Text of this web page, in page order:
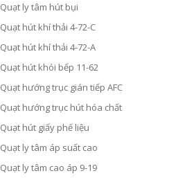
Quạt ly tâm hút bụi
Quạt hút khí thải 4-72-C
Quạt hút khí thải 4-72-A
Quạt hút khói bếp 11-62
Quạt hướng trục gián tiếp AFC
Quạt hướng trục hút hóa chất
Quạt hút giấy phế liệu
Quạt ly tâm áp suất cao
Quạt ly tâm cao áp 9-19